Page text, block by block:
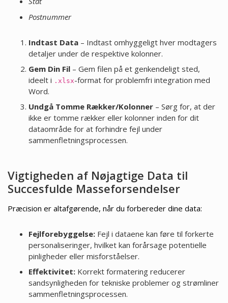
Postnummer
Indtast Data– Indtast omhyggeligt hver modtagers
detaljer under de respektive kolonner.
Gem Din Fil– Gem filen på et genkendeligt sted,
ideelt i .xlsx-format for problemfri integration med
Word.
Undgå Tomme Rækker/Kolonner– Sørg for, at der
ikke er tomme rækker eller kolonner inden for dit
dataområde for at forhindre fejl under
sammenfletningsprocessen.
Vigtigheden af Nøjagtige Data til
Succesfulde Masseforsendelser
Præcision er altafgørende, når du forbereder dine data:
Fejlforebyggelse:Fejl i dataene kan føre til forkerte
personaliseringer, hvilket kan forårsage potentielle
pinligheder eller misforståelser.
Effektivitet:Korrekt formatering reducerer
sandsynligheden for tekniske problemer og strømliner
sammenfletningsprocessen.